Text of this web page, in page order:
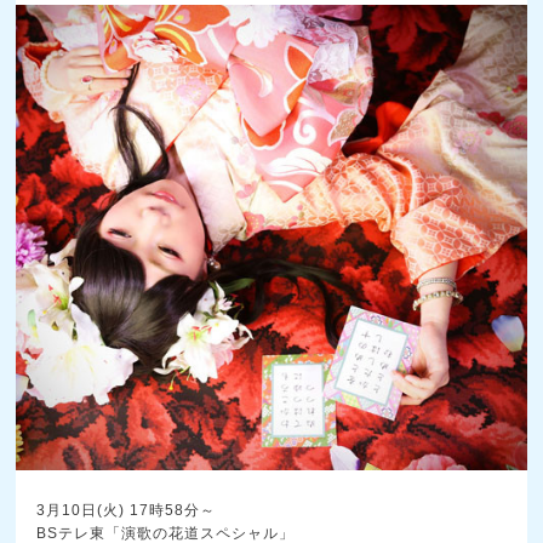
3月10日(火) 17時58分～
BSテレ東「演歌の花道スペシャル」